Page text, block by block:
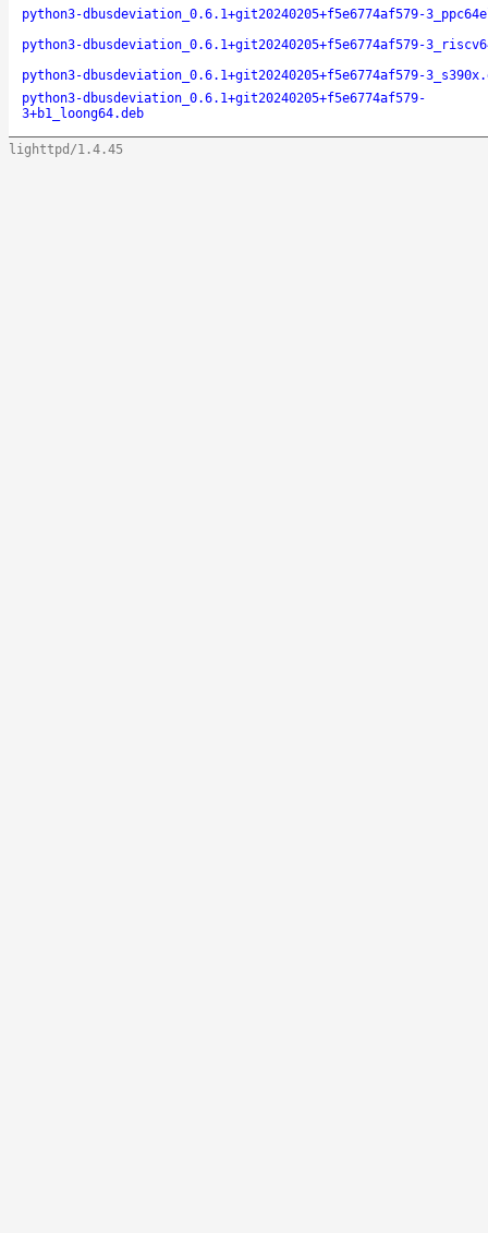
python3-dbusdeviation_0.6.1+git20240205+f5e6774af579-
python3-dbusdeviation_0.6.1+git20240205+f5e6774af579-
python3-dbusdeviation_0.6.1+git20240205+f5e6774af579-
python3-dbusdeviation_0.6.1+git20240205+f5e6774af579-
3+b1_loong64.deb
lighttpd/1.4.45